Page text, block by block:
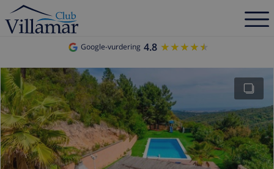
Google-vurdering 4.8 ★★★★★
★★★★★